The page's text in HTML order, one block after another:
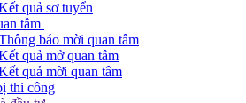
quả sơ tuyển
tâm
báo mời quan tâm
quả mở quan tâm
quả mời quan tâm
thi công